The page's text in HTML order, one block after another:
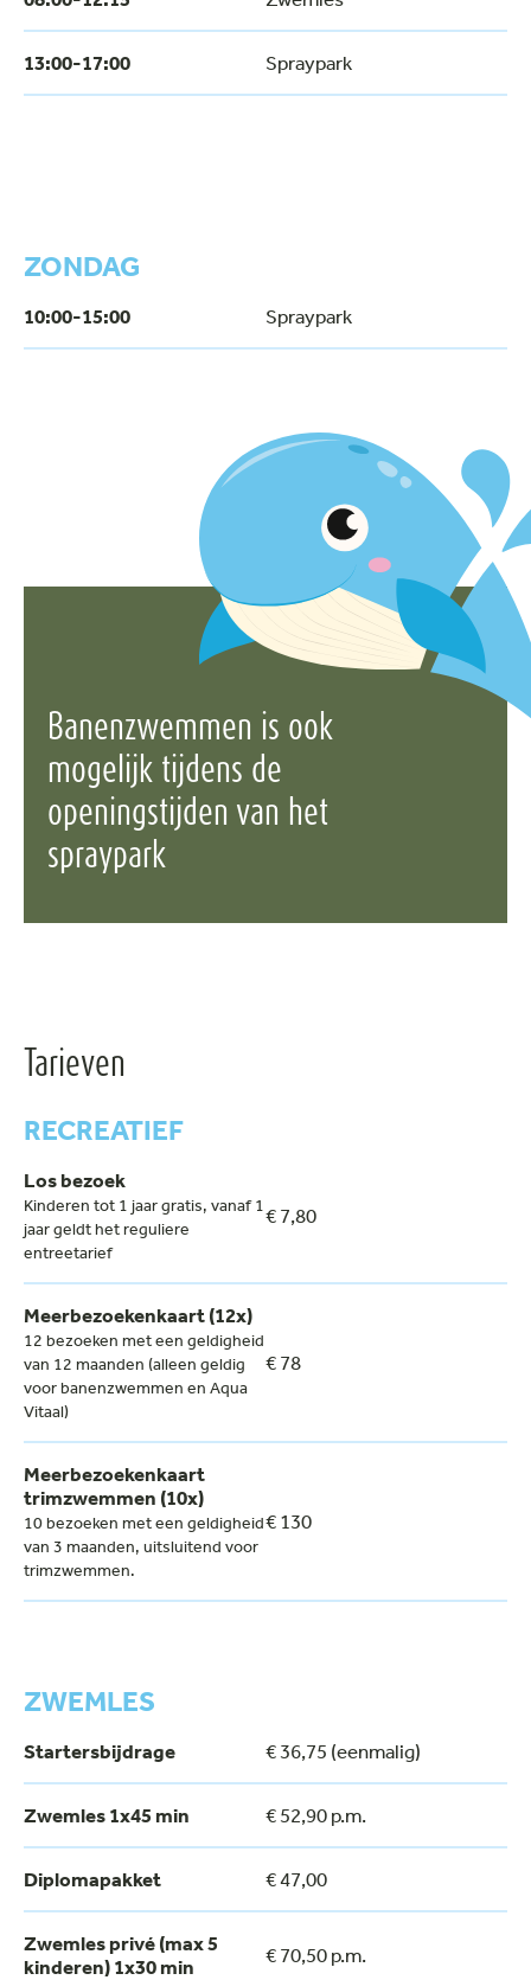
13:00-17:00 Spraypark
ZONDAG
10:00-15:00 Spraypark
Banenzwemmen is ook
mogelijk tijdens de
openingstijden van het
spraypark
Tarieven
RECREATIEF
Los bezoek
Kinderen tot 1 jaar gratis, vanaf 1
jaar geldt het reguliere
entreetarief
€ 7,80
Meerbezoekenkaart (12x)
12 bezoeken met een geldigheid
van 12 maanden (alleen geldig
voor banenzwemmen en Aqua
Vitaal)
€ 78
Meerbezoekenkaart
trimzwemmen (10x)
10 bezoeken met een geldigheid
van 3 maanden, uitsluitend voor
trimzwemmen.
€ 130
ZWEMLES
Startersbijdrage € 36,75 (eenmalig)
Zwemles 1x45 min € 52,90 p.m.
Diplomapakket € 47,00
Zwemles privé (max 5
kinderen) 1x30 min
€ 70,50 p.m.